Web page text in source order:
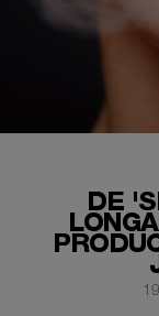
DE